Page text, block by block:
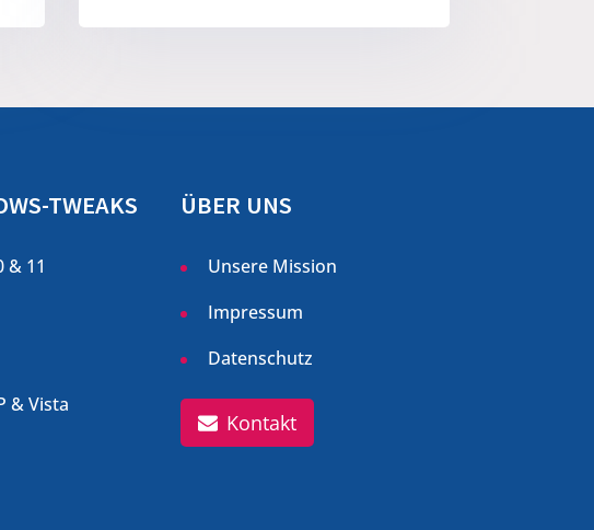
TWEAKS
& 11
& Vista
ÜBER UNS
Unsere Mission
Impressum
Datenschutz
Kontakt